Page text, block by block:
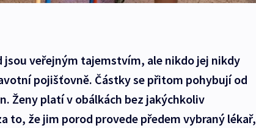
jsou veřejným tajemstvím, ale nikdo jej nikdy
pojišťovně. Částky se přitom pohybují od
Ženy platí v obálkách bez jakýchkoliv
to, že jim porod provede předem vybraný lékař,